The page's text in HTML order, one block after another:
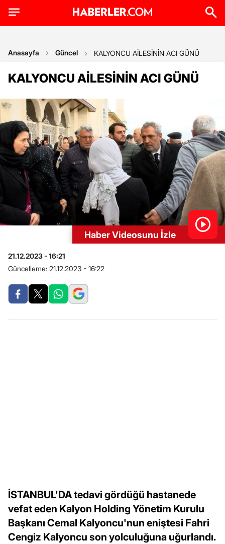
Anasayfa Güncel KALYONCU AİLESİNİN ACI GÜNÜ
KALYONCU AİLESİNİN ACI GÜNÜ
Haber Videosunu İzle
21.12.2023 - 16:21
Güncelleme: 21.12.2023 - 16:22
İSTANBUL'DA tedavi gördüğü hastanede
vefat eden Kalyon Holding Yönetim Kurulu
Başkanı Cemal Kalyoncu'nun eniştesi Fahri
Cengiz Kalyoncu son yolculuğuna uğurlandı.